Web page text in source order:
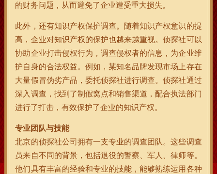
的财务问题，从而避免了企业遭受重大损失。
此外，还有知识产权保护调查。随着知识产权意识的提
高，企业对知识产权的保护也越来越重视。侦探社可以
协助企业打击侵权行为，调查侵权者的信息，为企业维
护自身的合法权益。例如，某知名品牌发现市场上存在
大量假冒伪劣产品，委托侦探社进行调查。侦探社通过
深入调查，找到了制假窝点和销售渠道，配合执法部门
进行了打击，有效保护了企业的知识产权。
专业团队与技能
北京的侦探社公司拥有一支专业的调查团队。这些调查
员来自不同的背景，包括退役的警察、军人、律师等。
他们具有丰富的经验和专业的技能，能够熟练运用各种